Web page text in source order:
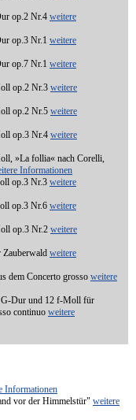
op.2 Nr.4 weitere
op.3 Nr.1 weitere
op.7 Nr.1 weitere
op.2 Nr.3 weitere
op.2 Nr.5 weitere
op.3 Nr.4 weitere
»La follia« nach Corelli,
Informationen
op.3 Nr.3 weitere
op.3 Nr.6 weitere
op.3 Nr.2 weitere
Zauberwald weitere
dem Concerto grosso weitere
G-Dur und 12 f-Moll für
continuo weitere
Informationen
vor der Himmelstür" weitere